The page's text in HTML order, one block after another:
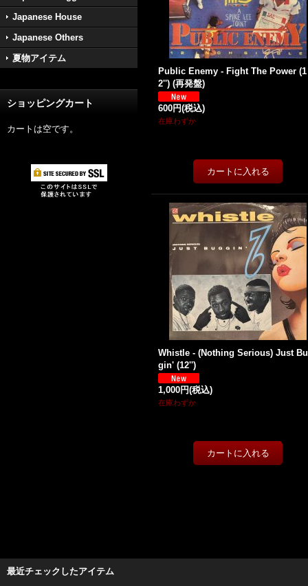
Japanese House
Japanese Others
夏物アイテム
ショッピングカート
カートは空です。
Public Enemy - Fight The Power (1
2'') (再発盤)
600円(税込)
在庫わずか
Whistle - (Nothing Serious) Just
gin' (12'')
1,000円(税込)
在庫わずか
最近チェックしたアイテム